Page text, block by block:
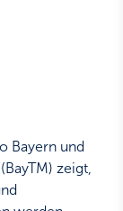
Bayern und
zeigt,